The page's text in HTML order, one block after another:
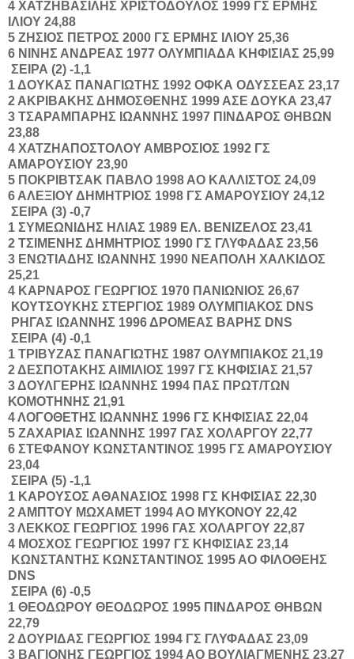
4 ΧΑΤΖΗΒΑΣΙΛΗΣ ΧΡΙΣΤΟΔΟΥΛΟΣ 1999 ΓΣ ΕΡΜΗΣ
ΙΛΙΟΥ 24,88
5 ΖΗΣΙΟΣ ΠΕΤΡΟΣ 2000 ΓΣ ΕΡΜΗΣ ΙΛΙΟΥ 25,36
6 ΝΙΝΗΣ ΑΝΔΡΕΑΣ 1977 ΟΛΥΜΠΙΑΔΑ ΚΗΦΙΣΙΑΣ 25,99
ΣΕΙΡΑ (2) -1,1
1ΔΟΥΚΑΣ ΠΑΝΑΓΙΩΤΗΣ 1992 ΟΦΚΑ ΟΔΥΣΣΕΑΣ 23,17
2 ΑΚΡΙΒΑΚΗΣ ΔΗΜΟΣΘΕΝΗΣ 1999 ΑΣΕ ΔΟΥΚΑ 23,47
3 ΤΣΑΡΑΜΠΑΡΗΣ ΙΩΑΝΝΗΣ 1997 ΠΙΝΔΑΡΟΣ ΘΗΒΩΝ
23,88
4 ΧΑΤΖΗΑΠΟΣΤΟΛΟΥ ΑΜΒΡΟΣΙΟΣ 1992 ΓΣ
ΑΜΑΡΟΥΣΙΟΥ 23,90
5 ΠΟΚΡΙΒΤΣΑΚ ΠΑΒΛΟ 1998 ΑΟ ΚΑΛΛΙΣΤΟΣ 24,09
6 ΑΛΕΞΙΟΥΔΗΜΗΤΡΙΟΣ 1998 ΓΣ ΑΜΑΡΟΥΣΙΟΥ 24,12
ΣΕΙΡΑ (3) -0,7
1 ΣΥΜΕΩΝΙΔΗΣ ΗΛΙΑΣ 1989 ΕΛ. ΒΕΝΙΖΕΛΟΣ 23,41
2 ΤΣΙΜΕΝΗΣ ΔΗΜΗΤΡΙΟΣ 1990 ΓΣ ΓΛΥΦΑΔΑΣ 23,56
3 ΕΝΩΤΙΑΔΗΣ ΙΩΑΝΝΗΣ 1990 ΝΕΑΠΟΛΗ ΧΑΛΚΙΔΟΣ
25,21
4 ΚΑΡΝΑΡΟΣ ΓΕΩΡΓΙΟΣ 1970 ΠΑΝΙΩΝΙΟΣ 26,67
ΚΟΥΤΣΟΥΚΗΣ ΣΤΕΡΓΙΟΣ 1989 ΟΛΥΜΠΙΑΚΟΣ DNS
ΡΗΓΑΣ ΙΩΑΝΝΗΣ 1996ΔΡΟΜΕΑΣ ΒΑΡΗΣ DNS
ΣΕΙΡΑ (4) -0,1
1 ΤΡΙΒΥΖΑΣ ΠΑΝΑΓΙΩΤΗΣ 1987 ΟΛΥΜΠΙΑΚΟΣ 21,19
2ΔΕΣΠΟΤΑΚΗΣ ΑΙΜΙΛΙΟΣ 1997 ΓΣ ΚΗΦΙΣΙΑΣ 21,57
3ΔΟΥΛΓΕΡΗΣ ΙΩΑΝΝΗΣ 1994 ΠΑΣ ΠΡΩΤ/ΤΩΝ
ΚΟΜΟΤΗΝΗΣ 21,91
4ΛΟΓΟΘΕΤΗΣ ΙΩΑΝΝΗΣ 1996 ΓΣ ΚΗΦΙΣΙΑΣ 22,04
5 ΖΑΧΑΡΙΑΣ ΙΩΑΝΝΗΣ 1997 ΓΑΣ ΧΟΛΑΡΓΟΥ 22,77
6 ΣΤΕΦΑΝΟΥ ΚΩΝΣΤΑΝΤΙΝΟΣ 1995 ΓΣ ΑΜΑΡΟΥΣΙΟΥ
23,04
ΣΕΙΡΑ (5) -1,1
1 ΚΑΡΟΥΣΟΣ ΑΘΑΝΑΣΙΟΣ 1998 ΓΣ ΚΗΦΙΣΙΑΣ 22,30
2 ΑΜΠΤΟΥ ΜΩΧΑΜΕΤ 1994 ΑΟ ΜΥΚΟΝΟΥ 22,42
3ΛΕΚΚΟΣ ΓΕΩΡΓΙΟΣ 1996 ΓΑΣ ΧΟΛΑΡΓΟΥ 22,87
4 ΜΟΣΧΟΣ ΓΕΩΡΓΙΟΣ 1997 ΓΣ ΚΗΦΙΣΙΑΣ 23,14
ΚΩΝΣΤΑΝΤΗΣ ΚΩΝΣΤΑΝΤΙΝΟΣ 1995 ΑΟ ΦΙΛΟΘΕΗΣ
DNS
ΣΕΙΡΑ (6) -0,5
1 ΘΕΟΔΩΡΟΥ ΘEΟΔΩΡOΣ 1995 ΠΙΝΔΑΡΟΣ ΘΗΒΩΝ
22,79
2ΔΟΥΡΙΔΑΣ ΓΕΩΡΓΙΟΣ 1994 ΓΣ ΓΛΥΦΑΔΑΣ 23,09
3 ΒΑΓΙΟΝΗΣ ΓΕΩΡΓΙΟΣ 1994 ΑΟ ΒΟΥΛΙΑΓΜΕΝΗΣ 23,27